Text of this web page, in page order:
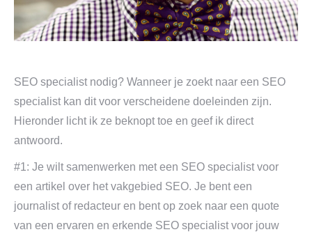
SEO specialist nodig? Wanneer je zoekt naar een SEO
specialist kan dit voor verscheidene doeleinden zijn.
Hieronder licht ik ze beknopt toe en geef ik direct
antwoord.
#1: Je wilt samenwerken met een SEO specialist voor
een artikel over het vakgebied SEO. Je bent een
journalist of redacteur en bent op zoek naar een quote
van een ervaren en erkende SEO specialist voor jouw